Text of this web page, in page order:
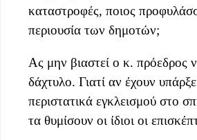
καταστροφές, ποιος
περιουσία των δημοτών;
Ας μην βιαστεί ο κ. πρόεδρος
δάχτυλο. Γιατί αν έχουν
περιστατικά εγκλεισμού στο
τα θυμίσουν οι ίδιοι οι